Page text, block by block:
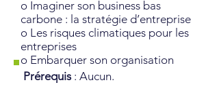
o Imaginer son business bas
carbone : la stratégie d’entreprise
o Les risques climatiques pour les
entreprises
o Embarquer son organisation
Prérequis : Aucun.